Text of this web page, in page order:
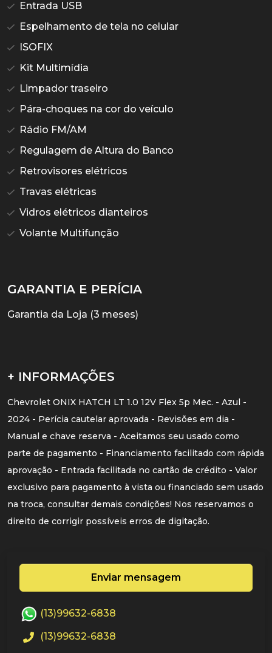
Entrada USB
Espelhamento de tela no celular
ISOFIX
Kit Multimídia
Limpador traseiro
Pára-choques na cor do veículo
Rádio FM/AM
Regulagem de Altura do Banco
Retrovisores elétricos
Travas elétricas
Vidros elétricos dianteiros
Volante Multifunção
GARANTIA E PERÍCIA
Garantia da Loja (3 meses)
+ INFORMAÇÕES
Chevrolet ONIX HATCH LT 1.0 12V Flex 5p Mec. - Azul -
2024 - Perícia cautelar aprovada - Revisões em dia -
Manual e chave reserva - Aceitamos seu usado como
parte de pagamento - Financiamento facilitado com rápida
aprovação - Entrada facilitada no cartão de crédito - Valor
exclusivo para pagamento à vista ou financiado sem usado
na troca, consultar demais condições! Nos reservamos o
direito de corrigir possíveis erros de digitação.
Enviar mensagem
(13)99632-6838
(13)99632-6838